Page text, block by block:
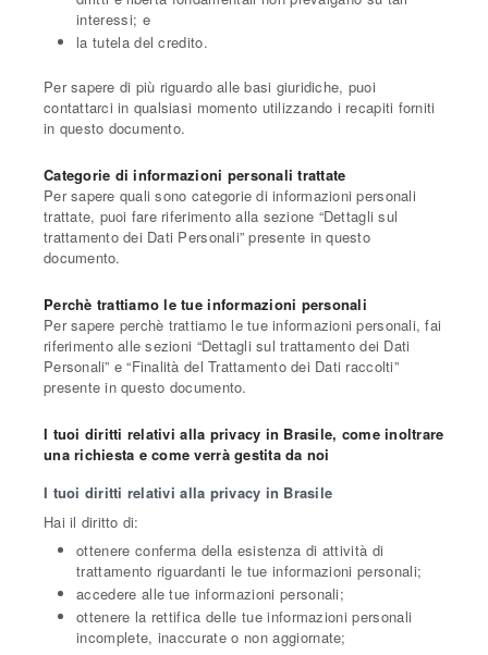
interessi; e
la tutela del credito.
Per sapere di più riguardo alle basi giuridiche, puoi
contattarci in qualsiasi momento utilizzando i recapiti forniti
in questo documento.
Categorie di informazioni personali trattate
Per sapere quali sono categorie di informazioni personali
trattate, puoi fare riferimento alla sezione “Dettagli sul
trattamento dei Dati Personali” presente in questo
documento.
Perchè trattiamo le tue informazioni personali
Per sapere perchè trattiamo le tue informazioni personali, fai
riferimento alle sezioni “Dettagli sul trattamento dei Dati
Personali” e “Finalità del Trattamento dei Dati raccolti”
presente in questo documento.
I tuoi diritti relativi alla privacy in Brasile, come inoltrare
una richiesta e come verrà gestita da noi
I tuoi diritti relativi alla privacy in Brasile
Hai il diritto di:
ottenere conferma della esistenza di attività di
trattamento riguardanti le tue informazioni personali;
accedere alle tue informazioni personali;
ottenere la rettifica delle tue informazioni personali
incomplete, inaccurate o non aggiornate;